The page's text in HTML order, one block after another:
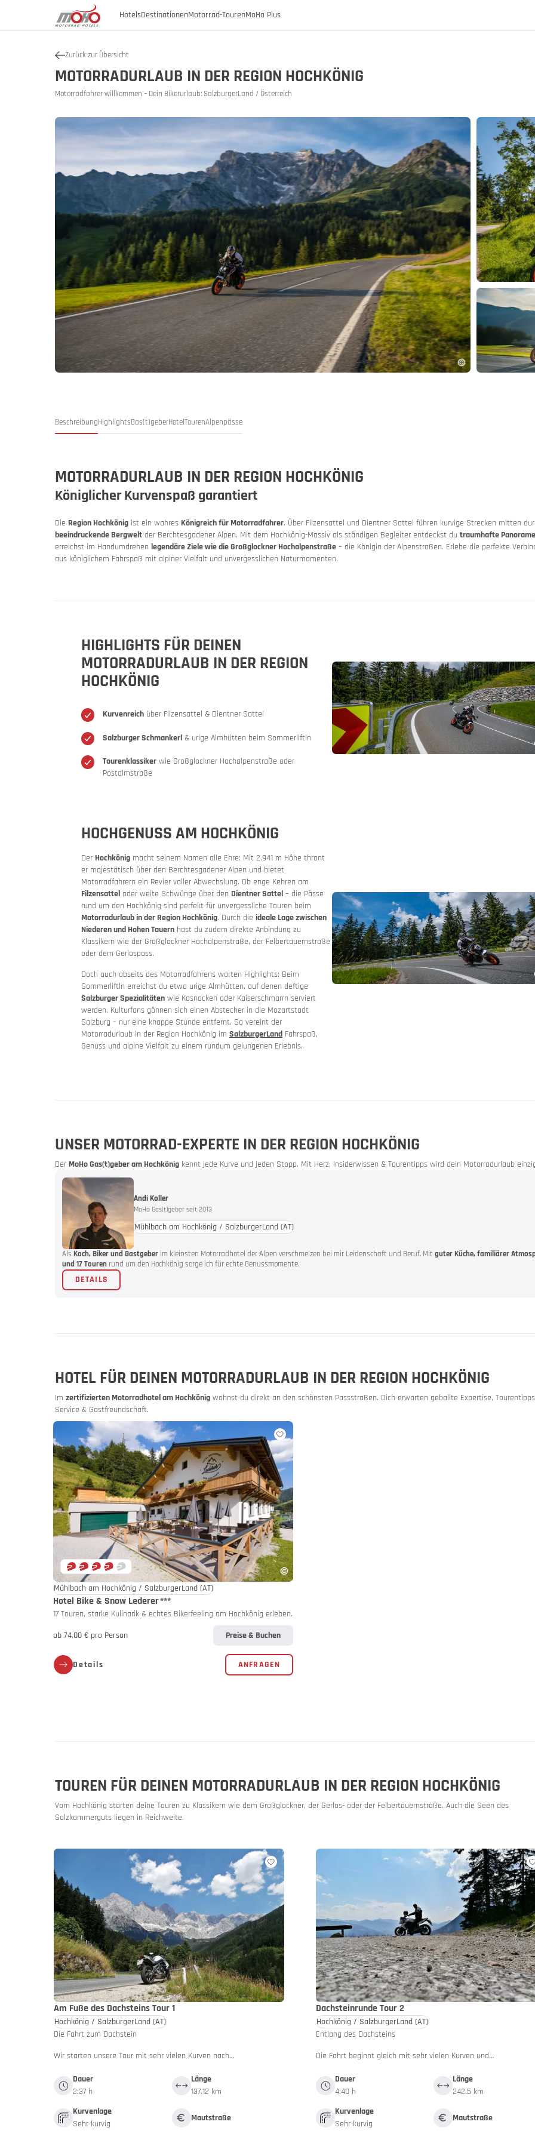
Hotels
Deutschland
Italien
Qualitätsversprechen
MoHos mit Motorradverleih
Dein Motorrad-Erlebnis
Bike & More
Destinationen
Österreich
Slowenien
Österreich
Burgenland
Kärnten
Niederösterreich
SalzburgerLand
Steiermark
Tirol
Vorarlberg
Motorrad-Touren
Deutschland
Italien
Tourenplaner
Pässe & Bergstraßen
MoHo Plus
Geschichte der MoHo's
My MoHo-App
MoHo Podcast
Motorrad- und Autoreisezug
Motorrad mieten
Urlaubsberater
Angebote
Fahr ruhig & rücksichtsvoll!
Zurück zur Übersicht
MOTORRADURLAUB IN DER REGION HOCHKÖNIG
Motorradfahrer willkommen – Dein Bikerurlaub: SalzburgerLand / Österreich
BeschreibungHighlightsGas(t)geberHotelTourenAlpenpässe
MOTORRADURLAUB IN DER REGION HOCHKÖNIG
Königlicher Kurvenspaß garantiert
Die Region Hochkönig ist ein wahres Königreich für Motorradfahrer. Über Filzensattel und Dientner Sattel führen kurvige Strecken mitten
beeindruckende Bergwelt der Berchtesgadener Alpen. Mit dem Hochkönig-Massiv als ständigen Begleiter entdeckst du traumhafte
erreichst im Handumdrehen legendäre Ziele wie die Großglockner Hochalpenstraße – die Königin der Alpenstraßen. Erlebe die perfekte
aus königlichem Fahrspaß mit alpiner Vielfalt und unvergesslichen Naturmomenten.
HIGHLIGHTS FÜR DEINEN
MOTORRADURLAUB IN DER REGION
HOCHKÖNIG
Kurvenreich über Filzensattel & Dientner Sattel
Salzburger Schmankerl & urige Almhütten beim Sommerliftln
Tourenklassiker wie Großglockner Hochalpenstraße oder
Postalmstraße
HOCHGENUSS AM HOCHKÖNIG
Der Hochkönig macht seinem Namen alle Ehre: Mit 2.941 m Höhe thront
er majestätisch über den Berchtesgadener Alpen und bietet
Motorradfahrern ein Revier voller Abwechslung. Ob enge Kehren am
Filzensattel oder weite Schwünge über den Dientner Sattel – die Pässe
rund um den Hochkönig sind perfekt für unvergessliche Touren beim
Motorradurlaub in der Region Hochkönig. Durch die ideale Lage zwischen
Niederen und Hohen Tauern hast du zudem direkte Anbindung zu
Klassikern wie der Großglockner Hochalpenstraße, der Felbertauernstraße
oder dem Gerlospass.
Doch auch abseits des Motorradfahrens warten Highlights: Beim
Sommerliftln erreichst du etwa urige Almhütten, auf denen deftige
Salzburger Spezialitäten wie Kasnocken oder Kaiserschmarrn serviert
werden. Kulturfans gönnen sich einen Abstecher in die Mozartstadt
Salzburg – nur eine knappe Stunde entfernt. So vereint der
Motorradurlaub in der Region Hochkönig im SalzburgerLand Fahrspaß,
Genuss und alpine Vielfalt zu einem rundum gelungenen Erlebnis.
UNSER MOTORRAD-EXPERTE IN DER REGION HOCHKÖNIG
Der MoHo Gas(t)geber am Hochkönig kennt jede Kurve und jeden Stopp. Mit Herz, Insiderwissen & Tourentipps wird dein Motorradurlaub
Andi Koller
MoHo Gas(t)geber seit 2013
Mühlbach am Hochkönig / SalzburgerLand (AT)
Als Koch, Biker und Gastgeber im kleinsten Motorradhotel der Alpen verschmelzen bei mir Leidenschaft und Beruf. Mit guter Küche, familiärer
und 17 Touren rund um den Hochkönig sorge ich für echte Genussmomente.
DETAILS
HOTEL FÜR DEINEN MOTORRADURLAUB IN DER REGION HOCHKÖNIG
Im zertifizierten Motorradhotel am Hochkönig wohnst du direkt an den schönsten Passstraßen. Dich erwarten geballte Expertise,
Service & Gastfreundschaft.
Mühlbach am Hochkönig / SalzburgerLand (AT)
Hotel Bike & Snow Lederer***
17 Touren, starke Kulinarik & echtes Bikerfeeling am Hochkönig erleben.
ab 74,00 € pro Person Preise & Buchen
Details ANFRAGEN
TOUREN FÜR DEINEN MOTORRADURLAUB IN DER REGION HOCHKÖNIG
Vom Hochkönig starten deine Touren zu Klassikern wie dem Großglockner, der Gerlos- oder der Felbertauernstraße. Auch die Seen des
Salzkammerguts liegen in Reichweite.
Am Fuße des Dachsteins Tour 1
Hochkönig / SalzburgerLand (AT)
Die Fahrt zum Dachstein
Wir starten unsere Tour mit sehr vielen Kurven nach…
Dauer
2:37 h
Länge
137.12 km
Kurvenlage
Sehr kurvig
Mautstraße
Dachsteinrunde Tour 2
Hochkönig / SalzburgerLand(AT)
Entlang des Dachsteins
Die Fahrt beginnt gleich mit sehr vielen Kurven und…
Dauer
4:40 h
Länge
242.5 km
Kurvenlage
Sehr kurvig
Mautstraße